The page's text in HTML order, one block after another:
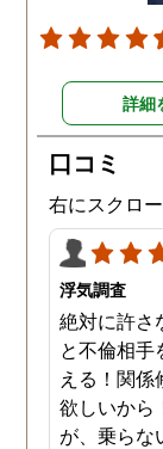
詳細
口コミ
右にスクロ
浮気調査
絶対に許さ
と不倫相手
える！関係
欲しいから
が、乗らな